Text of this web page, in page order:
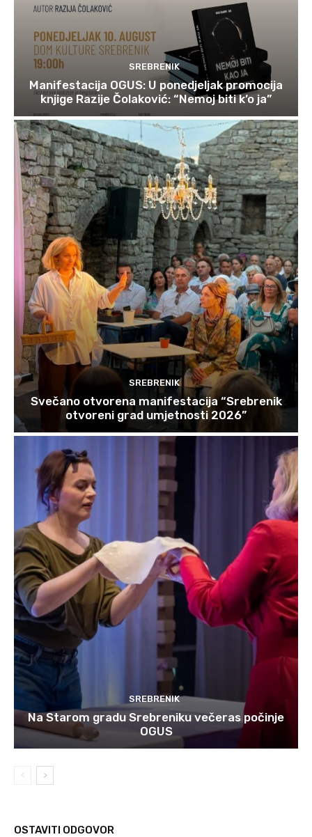
SREBRENIK
Manifestacija OGUS: U ponedjeljak promocija
knjige Razije Čolaković: “Nemoj biti k’o ja”
SREBRENIK
Svečano otvorena manifestacija “Srebrenik
otvoreni grad umjetnosti 2026”
SREBRENIK
Na Starom gradu Srebreniku večeras počinje
OGUS
OSTAVITI ODGOVOR